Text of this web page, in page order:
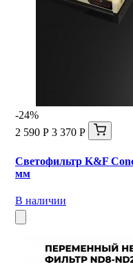
-24%
2 590 Р 3 370 Р
Светофильтр K&F
мм
В наличии